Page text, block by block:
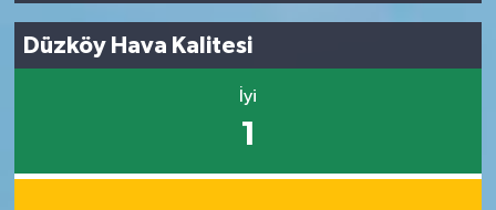
Düzköy Hava Kalitesi
İyi
1